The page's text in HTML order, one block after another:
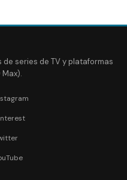
series de TV y plataformas